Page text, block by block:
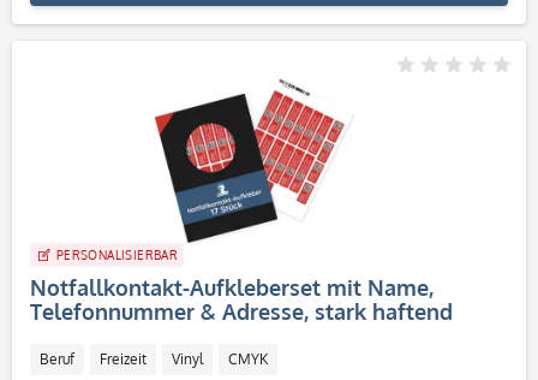
PERSONALISIERBAR
Notfallkontakt-Aufkleberset mit Name,
Telefonnummer & Adresse, stark haftend
Beruf Freizeit Vinyl CMYK